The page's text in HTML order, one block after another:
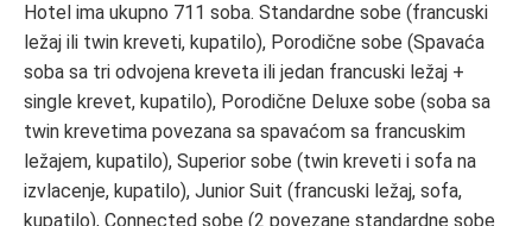
Hotel ima ukupno 711 soba. Standardne sobe (francuski
ležaj ili twin kreveti, kupatilo), Porodične sobe (Spavaća
soba sa tri odvojena kreveta ili jedan francuski ležaj +
single krevet, kupatilo), Porodične Deluxe sobe (soba sa
twin krevetima povezana sa spavaćom sa francuskim
ležajem, kupatilo), Superior sobe (twin kreveti i sofa na
izvlacenje, kupatilo), Junior Suit (francuski ležaj, sofa,
kupatilo), Connected sobe (2 povezane standardne sobe